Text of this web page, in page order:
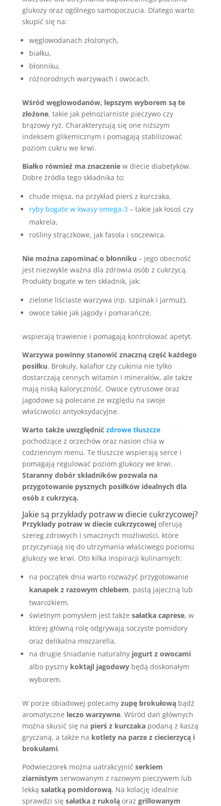
glukozy oraz ogólnego samopoczucia. Dlatego warto
skupić się na:
węglowodanach złożonych,
białku,
błonniku,
różnorodnych warzywach i owocach.
Wśród węglowodanów, lepszym wyborem są te
złożone, takie jak pełnoziarniste pieczywo czy
brązowy ryż. Charakteryzują się one niższym
indeksem glikemicznym i pomagają stabilizować
poziom cukru we krwi.
Białko również ma znaczeniew diecie diabetyków.
Dobre źródła tego składnika to:
chude mięsa, na przykład pierś z kurczaka,
ryby bogate w kwasy omega-3 – takie jak łosoś czy
makrela,
rośliny strączkowe, jak fasola i soczewica.
Nie można zapominać o błonniku – jego obecność
jest niezwykle ważna dla zdrowia osób z cukrzycą.
Produkty bogate w ten składnik, jak:
zielone liściaste warzywa (np. szpinak i jarmuż),
owoce takie jak jagody i pomarańcze,
wspierają trawienie i pomagają kontrolować apetyt.
Warzywa powinny stanowić znaczną część każdego
posiłku. Brokuły, kalafior czy cukinia nie tylko
dostarczają cennych witamin i minerałów, ale także
mają niską kaloryczność. Owoce cytrusowe oraz
jagodowe są polecane ze względu na swoje
właściwości antyoksydacyjne.
Warto także uwzględnić zdrowe tłuszcze
pochodzące z orzechów oraz nasion chia w
codziennym menu. Te tłuszcze wspierają serce i
pomagają regulować poziom glukozy we krwi.
Staranny dobór składników pozwala na
przygotowanie pysznych posiłków idealnych dla
osób z cukrzycą.
Jakie są przykłady potraw w diecie cukrzycowej?
Przykłady potraw w diecie cukrzycowejoferują
szereg zdrowych i smacznych możliwości, które
przyczyniają się do utrzymania właściwego poziomu
glukozy we krwi. Oto kilka inspiracji kulinarnych:
na początek dnia warto rozważyć przygotowanie
kanapek z razowym chlebem, pastą jajeczną lub
twarożkiem,
świetnym pomysłem jest także sałatka caprese, w
której główną rolę odgrywają soczyste pomidory
oraz delikatna mozzarella,
na drugie śniadanie naturalny jogurt z owocami
albo pyszny koktajl jagodowybędą doskonałym
wyborem.
W porze obiadowej polecamy zupę brokułowąbądź
aromatyczne leczo warzywne. Wśród dań głównych
można skusić się na pierś z kurczakapodaną z kaszą
gryczaną, a także na kotlety na parze z ciecierzycą i
brokułami.
Podwieczorek można uatrakcyjnić serkiem
ziarnistym serwowanym z razowym pieczywem lub
lekką sałatką pomidorową. Na kolację idealnie
sprawdzi się sałatka z rukoląoraz grillowanym